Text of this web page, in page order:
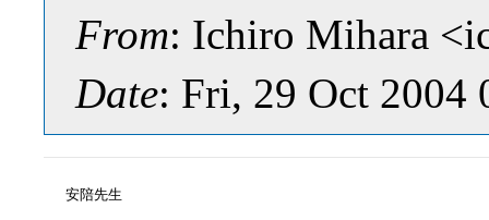
From: Ichiro Mihara
Date: Fri, 29 Oct 2004
安陪先生